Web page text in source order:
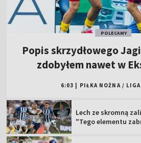
POLECAMY
Popis skrzydłowego
zdobyłem nawet w
6:03 PIŁKA NOŻNA /
Lech ze skromną
"Tego elementu